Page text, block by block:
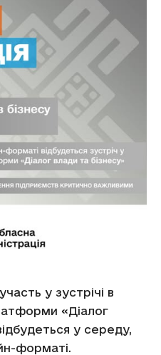
у зустрічі в
«Діалог
у середу,
форматі.